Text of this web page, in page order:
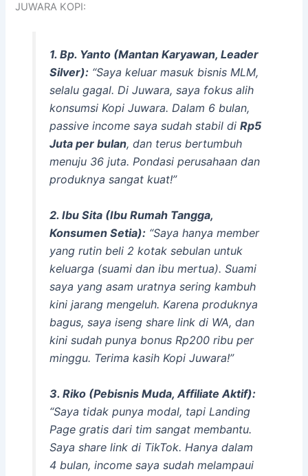
JUWARA KOPI:
1. Bp. Yanto (Mantan Karyawan, Leader
Silver):“Saya keluar masuk bisnis MLM,
selalu gagal. Di Juwara, saya fokus alih
konsumsi Kopi Juwara. Dalam 6 bulan,
passive incomesaya sudah stabil di Rp5
Juta per bulan, dan terus bertumbuh
menuju 36 juta. Pondasi perusahaan dan
produknya sangat kuat!”
2. Ibu Sita (Ibu Rumah Tangga,
Konsumen Setia):“Saya hanya member
yang rutin beli 2 kotak sebulan untuk
keluarga (suami dan ibu mertua). Suami
saya yang asam uratnya sering kambuh
kini jarang mengeluh. Karena produknya
bagus, saya iseng share linkdi WA, dan
kini sudah punya bonus Rp200 ribu per
minggu. Terima kasih Kopi Juwara!”
3. Riko (Pebisnis Muda, Affiliate Aktif):
“Saya tidak punya modal, tapi Landing
Pagegratis dari tim sangat membantu.
Saya share linkdi TikTok. Hanya dalam
4 bulan, incomesaya sudah melampaui